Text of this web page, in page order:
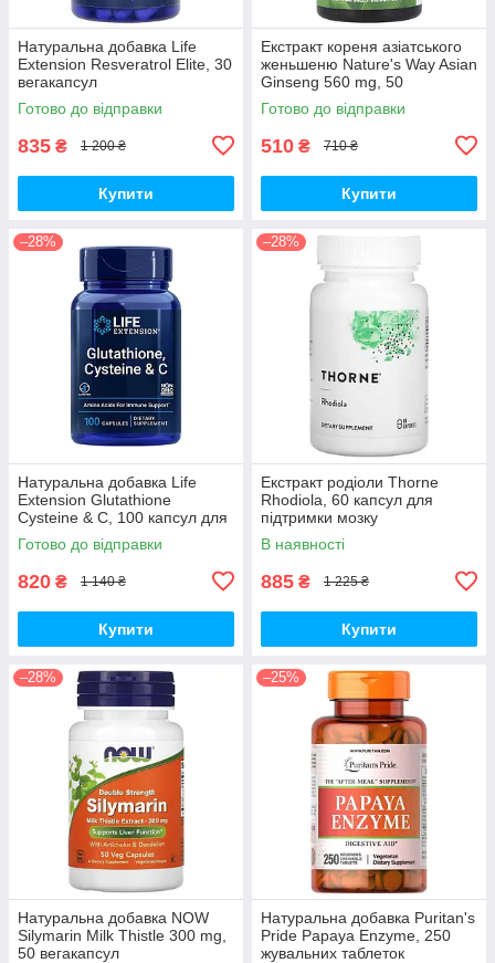
Натуральна добавка Life
Extension Resveratrol Elite, 30
вегакапсул
Готово до відправки
835 ₴ 1 200 ₴
Купити
Екстракт кореня азіатського
женьшеню Nature's Way Asian
Ginseng 560 mg, 50
вегакапсул для підвищення
життєвого тонусу
Готово до відправки
510 ₴ 710 ₴
Купити
–28%
Натуральна добавка Life
Extension Glutathione
Cysteine & C, 100 капсул для
підтримки імунної системи
Готово до відправки
820 ₴ 1 140 ₴
Купити
–28%
Екстракт родіоли Thorne
Rhodiola, 60 капсул для
підтримки мозку
В наявності
885 ₴ 1 225 ₴
Купити
–28%
Натуральна добавка NOW
Silymarin Milk Thistle 300 mg,
50 вегакапсул
–25%
Натуральна добавка Puritan's
Pride Papaya Enzyme, 250
жувальних таблеток